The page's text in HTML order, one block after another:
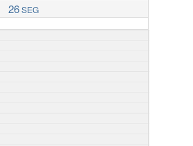
26SEG